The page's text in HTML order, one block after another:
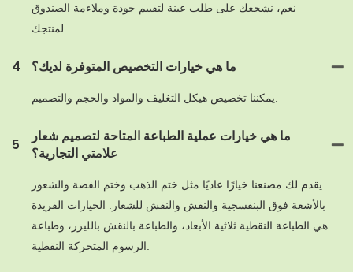
نعم، نشجعك على طلب عينة لتقييم جودة وملاءمة الصندوق
4 ما هي خيارات التخصيص المتوفرة لديك؟
5
ما هي خيارات عملية الطباعة المتاحة لتصميم شعار
علامتي التجارية؟
يقدم لك مصنعنا خيارًا عاديًا مثل ختم الذهب وختم الفضة والشعور
بالأشعة فوق البنفسجية والنقش والنقش للشعار. الخيارات الفريدة
هي الطباعة النقطية ثلاثية الأبعاد، والطباعة بالنقش بالليزر، وطباعة